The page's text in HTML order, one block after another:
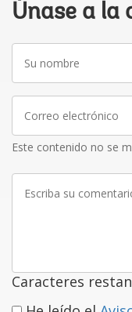
Únase a la
nombre
electrónico
Este contenido no se
Caracteres